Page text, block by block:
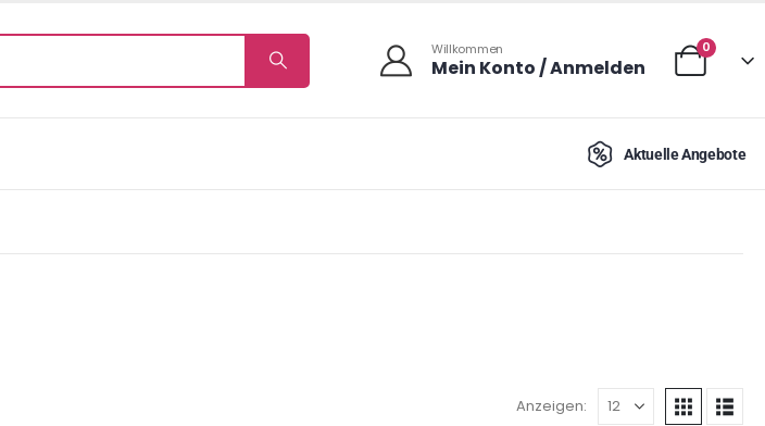
Willkommen
Mein Konto / Anmelden
0
Aktuelle Angebote
Anzeigen: